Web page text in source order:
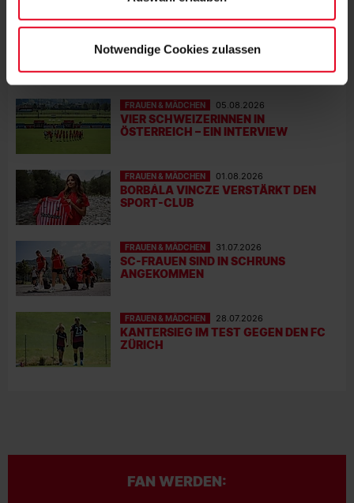
Notwendige Cookies zulassen
DOPPELTE PREMIERE: BRUNOLD UND
VINCZE TREFFEN BEIM TEST
FRAUEN & MÄDCHEN 05.08.2026
VIER SCHWEIZERINNEN IN
ÖSTERREICH – EIN INTERVIEW
FRAUEN & MÄDCHEN 01.08.2026
BORBÁLA VINCZE VERSTÄRKT DEN
SPORT-CLUB
FRAUEN & MÄDCHEN 31.07.2026
SC-FRAUEN SIND IN SCHRUNS
ANGEKOMMEN
FRAUEN & MÄDCHEN 28.07.2026
KANTERSIEG IM TEST GEGEN DEN FC
ZÜRICH
FAN WERDEN: